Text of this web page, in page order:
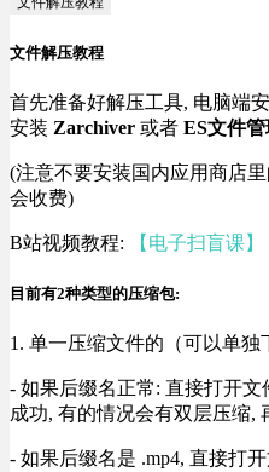
文件解压教程
首先准备好解压工具, 电脑端
安装 Zarchiver 或者 ES文件
(注意不要安装国内应用商店
会收费)
B站视频教程: 【电子扫盲课
目前有2种类型的压缩包:
1. 单一压缩文件的（可以单独
- 如果后缀名正常: 直接打开
成功, 有的情况会有双层压缩,
- 如果后缀名是 .mp4, 直接打